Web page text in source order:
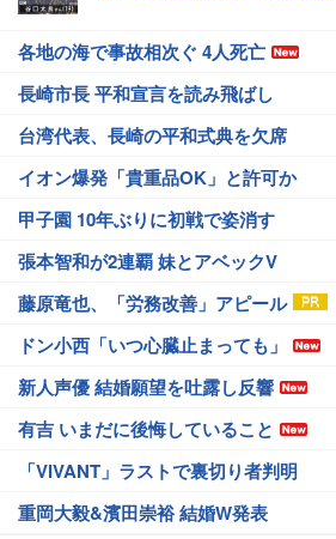
各地の海で事故相次ぐ 4人死亡
長崎市長 平和宣言を読み飛ばし
台湾代表、長崎の平和式典を欠席
イオン爆発「貴重品OK」と許可か
甲子園 10年ぶりに初戦で姿消す
張本智和が2連覇 妹とアベックV
藤原竜也、「労務改善」アピール
ドン小西「いつ心臓止まっても」
新人声優 結婚願望を吐露し反響
有吉 いまだに後悔していること
「VIVANT」ラストで裏切り者判明
重岡大毅&濱田崇裕 結婚W発表